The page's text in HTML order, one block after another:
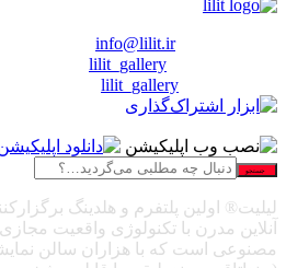
info@lilit.ir
lilit_gallery
lilit_gallery
جستجو
لیلیت® اولین پلتفرم و هلدینگ
آنلاین مدرن با تکنولوژی واقعیت
مصنوعی است که با هزاران سالن